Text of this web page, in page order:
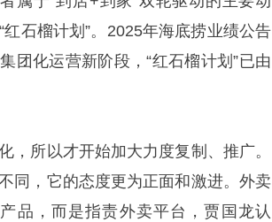
石榴计划”。2025年海底捞业绩公告
团化运营新阶段，“红石榴计划”已由
，所以才开始加大力度复制、推广。
同，它的态度更为正面和激进。外卖
品，而是指责外卖平台，贾国龙认